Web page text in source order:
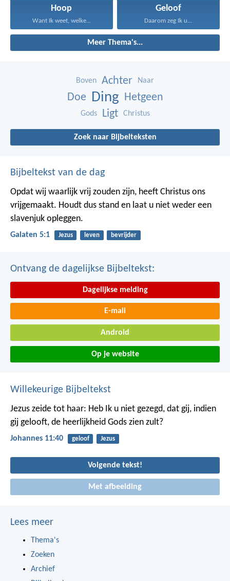
Hoop
Want Ik weet, welke...
Geloof
Daarom zeg Ik u...
Meer Thema's...
Boven Achter Naar
Doe Ding Hetgeen
Gods Ligt Christus
Zoek naar Bijbelteksten
Bijbeltekst van de dag
Opdat wij waarlijk vrij zouden zijn, heeft Christus ons
vrijgemaakt. Houdt dus stand en laat u niet weder een
slavenjuk opleggen.
Galaten 5:1 Jezus leven bevrijder
Ontvang de dagelijkse Bijbeltekst:
Dagelijkse melding
E-mail
Android
Op je website
Willekeurige Bijbeltekst
Jezus zeide tot haar: Heb Ik u niet gezegd, dat gij, indien
gij gelooft, de heerlijkheid Gods zien zult?
Johannes 11:40 geloof Jezus
Volgende tekst!
Met afbeelding
Lees meer
Thema's
Zoeken
Archief